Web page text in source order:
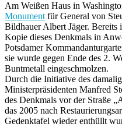
Am Weißen Haus in
Monument für General von
Bildhauer Albert Jäger. Bereits
Kopie dieses Denkmals in
Potsdamer
sie wurde gegen Ende des 2.
Buntmetall eingeschmolzen.
Durch die Initiative des
Ministerpräsidenten Manfred
des Denkmals vor der Straße
das 2005 nach
Gedenktafel wieder enthüllt